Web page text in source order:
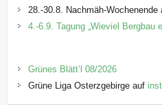
28.-30.8. Nachmäh-
4.-6.9. Tagung „Wieviel Bergbau
Grünes Blätt’l 08/2026
Grüne Liga Osterzgebirge auf